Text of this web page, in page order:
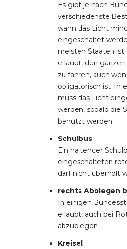
Es gibt je nach
verschiedenste
wann das Licht
eingeschaltet
meisten Staaten ist
erlaubt, den
zu fahren, auch
obligatorisch ist. In
muss das Licht
werden, sobald die
benutzt werden.
Schulbus
Ein haltender
eingeschalteten
darf nicht überholt
rechts Abbiegen
In einigen
erlaubt, auch bei
abzubiegen
Kreisel